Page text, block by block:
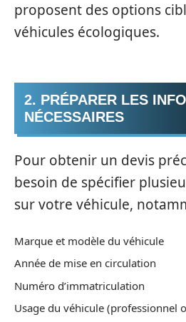
proposent des options
véhicules écologiques.
2. PRÉPARER LES
NÉCESSAIRES
Pour obtenir un devis
besoin de spécifier
sur votre véhicule,
Marque et modèle du véhicule
Année de mise en circulation
Numéro d’immatriculation
Usage du véhicule (professionnel